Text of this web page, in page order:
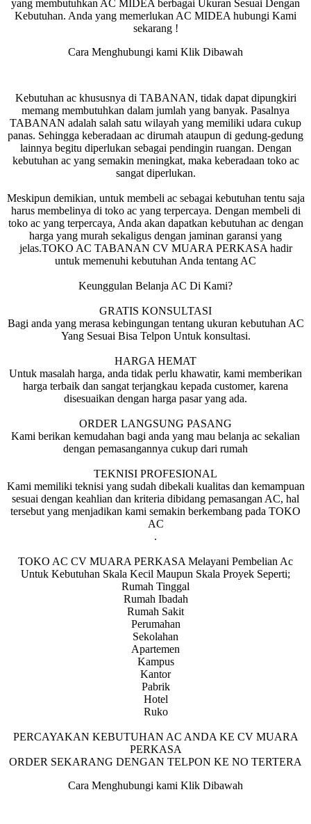
yang membutuhkan AC MIDEA berbagai Ukuran Sesuai Dengan
Kebutuhan. Anda yang memerlukan AC MIDEA hubungi Kami
sekarang !
Cara Menghubungi kami Klik Dibawah
Kebutuhan ac khususnya di TABANAN, tidak dapat dipungkiri
memang membutuhkan dalam jumlah yang banyak. Pasalnya
TABANAN adalah salah satu wilayah yang memiliki udara cukup
panas. Sehingga keberadaan ac dirumah ataupun di gedung-gedung
lainnya begitu diperlukan sebagai pendingin ruangan. Dengan
kebutuhan ac yang semakin meningkat, maka keberadaan toko ac
sangat diperlukan.
Meskipun demikian, untuk membeli ac sebagai kebutuhan tentu saja
harus membelinya di toko ac yang terpercaya. Dengan membeli di
toko ac yang terpercaya, Anda akan dapatkan kebutuhan ac dengan
harga yang murah sekaligus dengan jaminan garansi yang
jelas.TOKO AC TABANAN CV MUARA PERKASA hadir
untuk memenuhi kebutuhan Anda tentang AC
Keunggulan Belanja AC Di Kami?
GRATIS KONSULTASI
Bagi anda yang merasa kebingungan tentang ukuran kebutuhan AC
Yang Sesuai Bisa Telpon Untuk konsultasi.
HARGA HEMAT
Untuk masalah harga, anda tidak perlu khawatir, kami memberikan
harga terbaik dan sangat terjangkau kepada customer, karena
disesuaikan dengan harga pasar yang ada.
ORDER LANGSUNG PASANG
Kami berikan kemudahan bagi anda yang mau belanja ac sekalian
dengan pemasangannya cukup dari rumah
TEKNISI PROFESIONAL
Kami memiliki teknisi yang sudah dibekali kualitas dan kemampuan
sesuai dengan keahlian dan kriteria dibidang pemasangan AC, hal
tersebut yang menjadikan kami semakin berkembang pada TOKO
AC
.
TOKO AC CV MUARA PERKASA Melayani Pembelian Ac
Untuk Kebutuhan Skala Kecil Maupun Skala Proyek Seperti;
Rumah Tinggal
Rumah Ibadah
Rumah Sakit
Perumahan
Sekolahan
Apartemen
Kampus
Kantor
Pabrik
Hotel
Ruko
PERCAYAKAN KEBUTUHAN AC ANDA KE CV MUARA
PERKASA
ORDER SEKARANG DENGAN TELPON KE NO TERTERA
Cara Menghubungi kami Klik Dibawah